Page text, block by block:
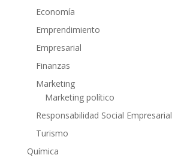
Economía
Emprendimiento
Empresarial
Finanzas
Marketing
Marketing político
Responsabilidad Social Empresarial
Turismo
Química